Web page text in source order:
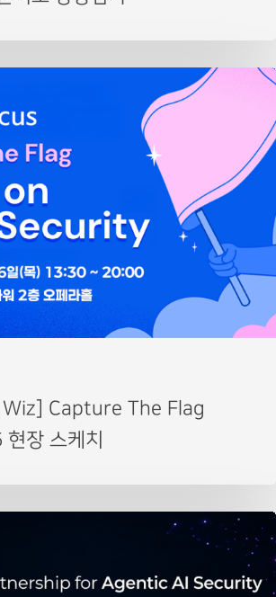
Wiz] Capture The Flag
장 스케치